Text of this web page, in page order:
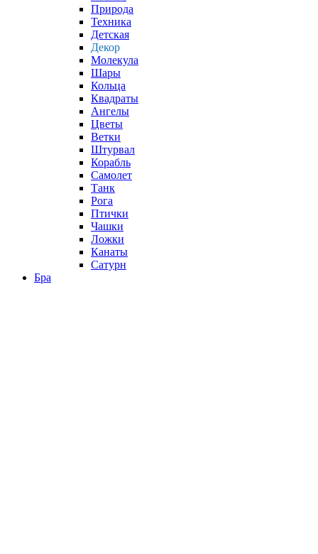
Природа
Техника
Детская
Декор
Молекула
Шары
Кольца
Квадраты
Ангелы
Цветы
Ветки
Штурвал
Корабль
Самолет
Танк
Рога
Птички
Чашки
Ложки
Канаты
Сатурн
Бра